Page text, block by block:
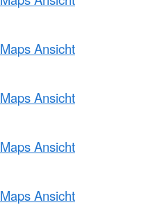
Ansicht
Ansicht
Ansicht
Ansicht